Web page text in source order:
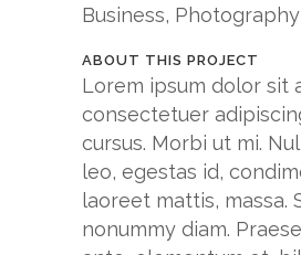
Business, Photography
ABOUT THIS PROJECT
Lorem ipsum dolor sit
consectetuer
cursus. Morbi ut mi.
leo, egestas id,
laoreet mattis, massa.
nonummy diam.